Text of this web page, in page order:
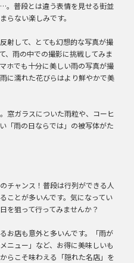
。普段とは違う表情を見せる街並
らない楽しみです。
射して、とても幻想的な写真が撮
、雨の中での撮影に挑戦してみま
ホでも十分に美しい雨の写真が撮
に濡れた花びらはより鮮やかで美
窓ガラスについた雨粒や、コーヒ
「雨の日ならでは」の被写体がた
チャンス！普段は行列ができる人
ことが多いんです。気になってい
を狙って行ってみませんか？
お店も意外と多いんです。「雨が
ニュー」など、お得に美味しいも
らこそ味わえる「隠れた名店」を